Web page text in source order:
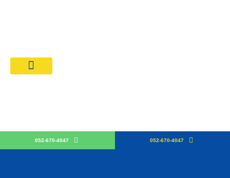
052-670-4047
052-670-4047